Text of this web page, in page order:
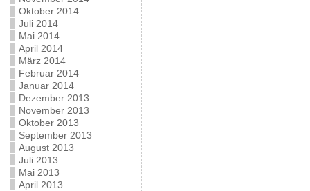
Oktober 2014
Juli 2014
Mai 2014
April 2014
März 2014
Februar 2014
Januar 2014
Dezember 2013
November 2013
Oktober 2013
September 2013
August 2013
Juli 2013
Mai 2013
April 2013